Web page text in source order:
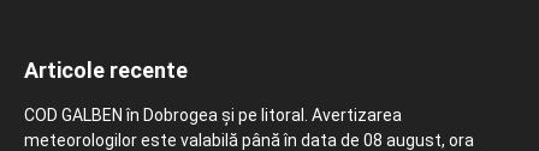
Articole recente
COD GALBEN în Dobrogea și pe litoral. Avertizarea
meteorologilor este valabilă până în data de 08 august, ora